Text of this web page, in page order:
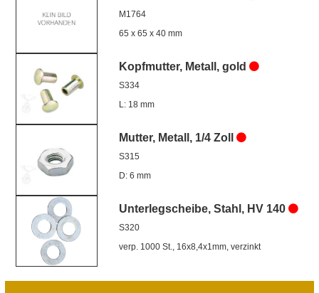
M1764
65 x 65 x 40 mm
Kopfmutter, Metall, gold
S334
L: 18 mm
Mutter, Metall, 1/4 Zoll
S315
D: 6 mm
Unterlegscheibe, Stahl, HV 140
S320
verp. 1000 St., 16x8,4x1mm, verzinkt